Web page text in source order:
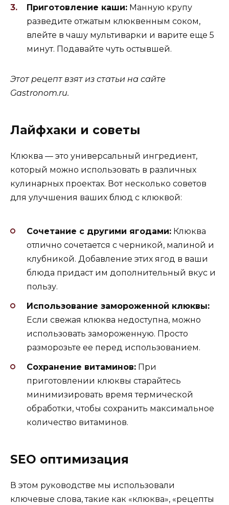
Приготовление каши: Манную крупу
разведите отжатым клюквенным соком,
влейте в чашу мультиварки и варите еще 5
минут. Подавайте чуть остывшей.
Этот рецепт взят из статьи на сайте
Gastronom.ru.
Лайфхаки и советы
Клюква — это универсальный ингредиент,
который можно использовать в различных
кулинарных проектах. Вот несколько советов
для улучшения ваших блюд с клюквой:
Сочетание с другими ягодами: Клюква
отлично сочетается с черникой, малиной и
клубникой. Добавление этих ягод в ваши
блюда придаст им дополнительный вкус и
пользу.
Использование замороженной клюквы:
Если свежая клюква недоступна, можно
использовать замороженную. Просто
разморозьте ее перед использованием.
Сохранение витаминов: При
приготовлении клюквы старайтесь
минимизировать время термической
обработки, чтобы сохранить максимальное
количество витаминов.
SEO оптимизация
В этом руководстве мы использовали
ключевые слова, такие как «клюква», «рецепты